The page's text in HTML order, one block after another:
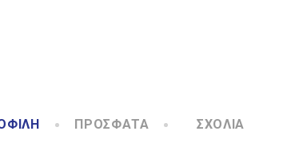
ΠΡΌΣΦΑΤΑ ΣΧΌΛΙΑ